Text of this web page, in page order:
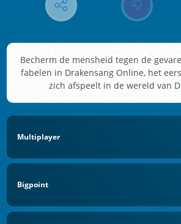
Becherm de mensheid tegen de
fabelen in Drakensang Online, het
zich afspeelt in de wereld van
Multiplayer
Bigpoint